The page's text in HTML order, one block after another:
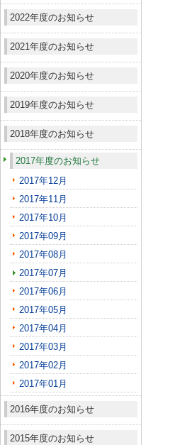
2022年度のお知らせ
2021年度のお知らせ
2020年度のお知らせ
2019年度のお知らせ
2018年度のお知らせ
2017年度のお知らせ
2017年12月
2017年11月
2017年10月
2017年09月
2017年08月
2017年07月
2017年06月
2017年05月
2017年04月
2017年03月
2017年02月
2017年01月
2016年度のお知らせ
2015年度のお知らせ